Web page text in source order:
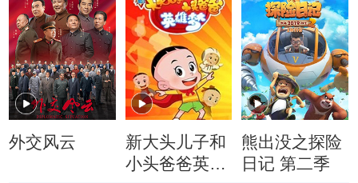
剧）
外交风云
新大头儿子和
小头爸爸英雄
熊出没之探险
日记 第二季